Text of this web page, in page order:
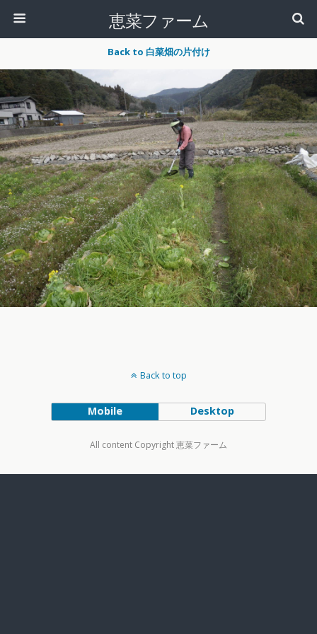
恵菜ファーム
Back to 白菜畑の片付け
Back to top
Mobile Desktop
All content Copyright 恵菜ファーム